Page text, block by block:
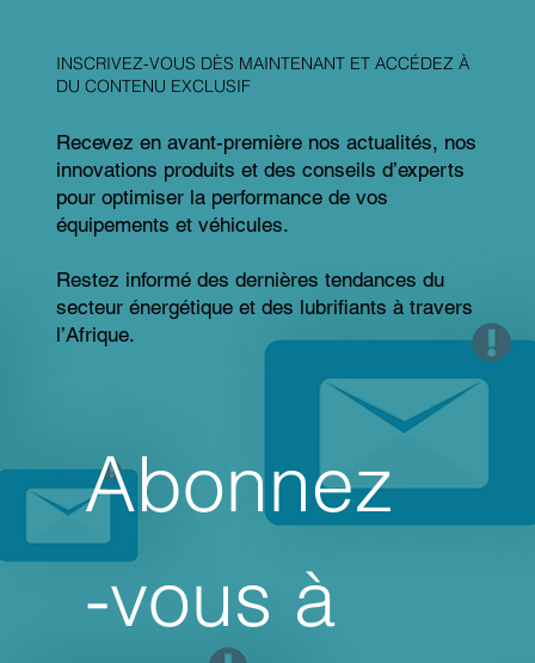
INSCRIVEZ-VOUS DÈS MAINTENANT ET ACCÉDEZ À
DU CONTENU EXCLUSIF
Recevez en avant-première nos actualités, nos
innovations produits et des conseils d’experts
pour optimiser la performance de vos
équipements et véhicules.
Restez informé des dernières tendances du
secteur énergétique et des lubrifiants à travers
l’Afrique.
Abonnez
-vous à